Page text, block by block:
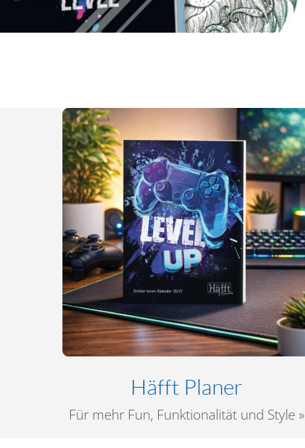
Häfft Planer
Für mehr Fun, Funktionalität und Style »